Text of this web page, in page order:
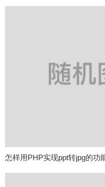
怎样用PHP实现ppt转jpg的功